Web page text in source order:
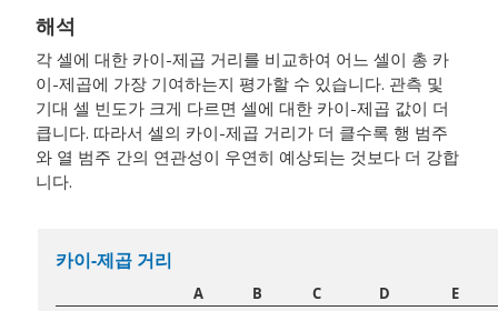
해석
각 셀에 대한 카이-제곱 거리를 비교하여 어느 셀이 총 카
이-제곱에 가장 기여하는지 평가할 수 있습니다. 관측 및
기대 셀 빈도가 크게 다르면 셀에 대한 카이-제곱 값이 더
큽니다. 따라서 셀의 카이-제곱 거리가 더 클수록 행 범주
와 열 범주 간의 연관성이 우연히 예상되는 것보다 더 강합
니다.
카이-제곱 거리
A B C D E